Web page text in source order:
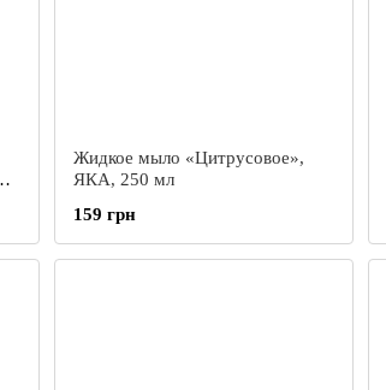
Жидкое мыло «Цитрусовое»,
ЯКА, 250 мл
159 грн